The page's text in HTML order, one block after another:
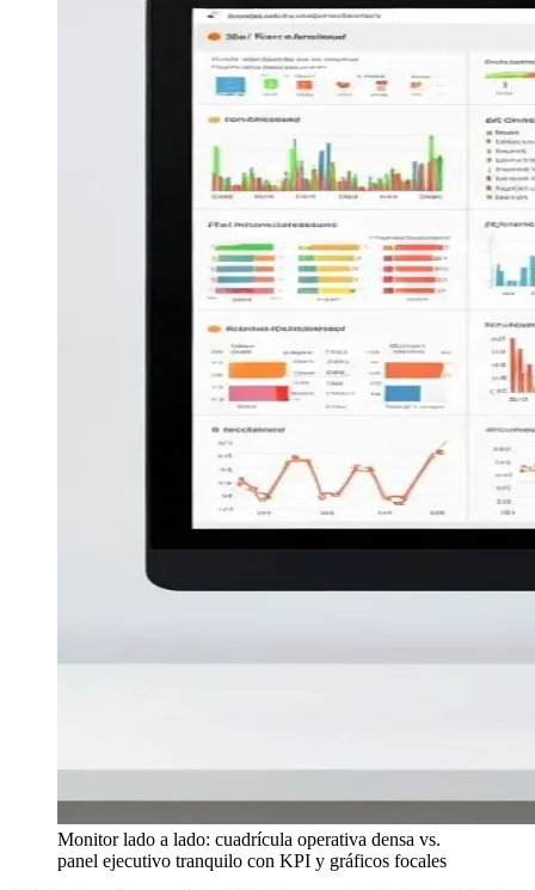
Monitor lado a lado: cuadrícula operativa densa vs.
panel ejecutivo tranquilo con KPI y gráficos focales